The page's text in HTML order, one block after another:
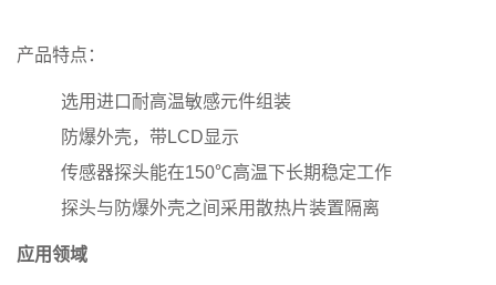
产品特点：
选用进口耐高温敏感元件组装
防爆外壳，带LCD显示
传感器探头能在150℃高温下长期稳定工作
探头与防爆外壳之间采用散热片装置隔离
应用领域